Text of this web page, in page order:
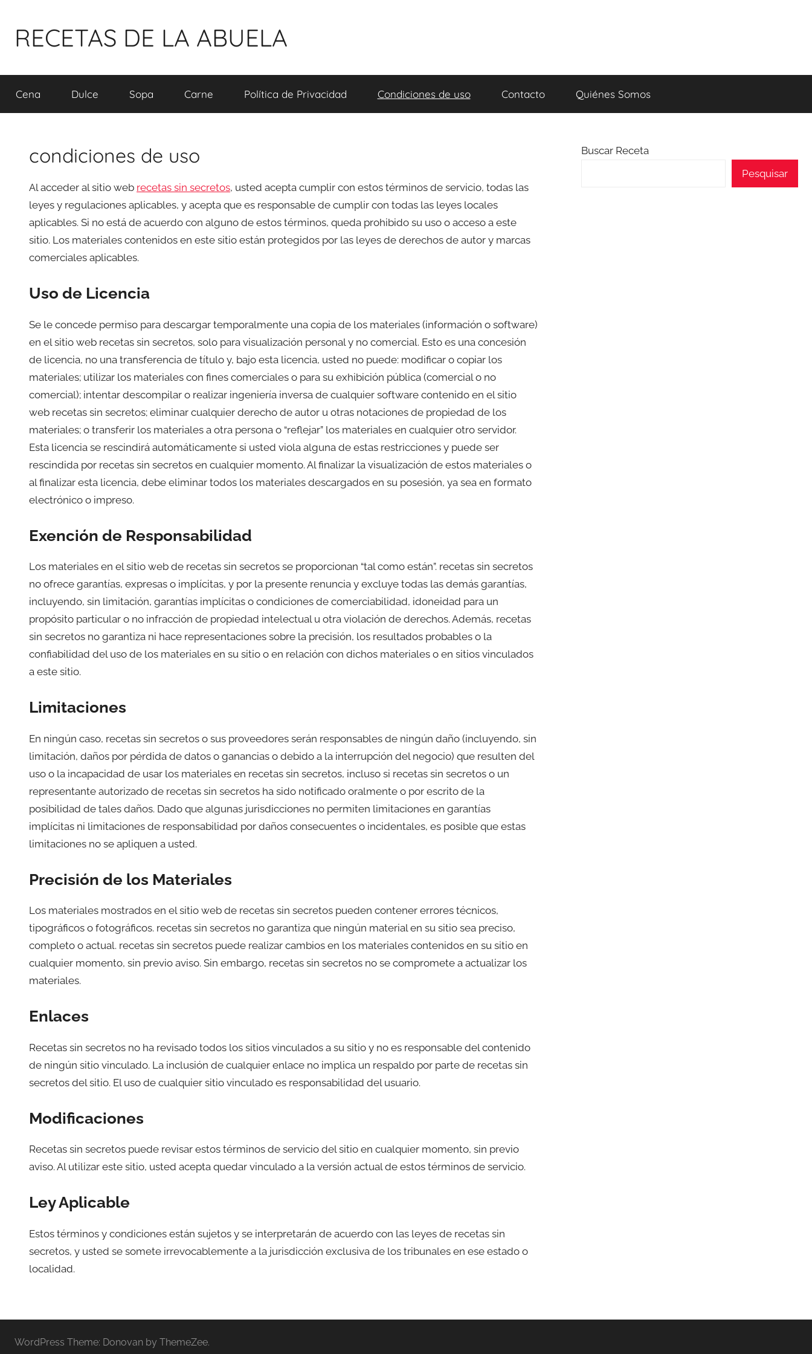
RECETAS DE LA ABUELA
Cena Dulce Sopa Carne Política de Privacidad Condiciones de uso Contacto Quiénes Somos
condiciones de uso
Al acceder al sitio web recetas sin secretos, usted acepta cumplir con estos términos de servicio, todas las
leyes y regulaciones aplicables, y acepta que es responsable de cumplir con todas las leyes locales
aplicables. Si no está de acuerdo con alguno de estos términos, queda prohibido su uso o acceso a este
sitio. Los materiales contenidos en este sitio están protegidos por las leyes de derechos de autor y marcas
comerciales aplicables.
Uso de Licencia
Se le concede permiso para descargar temporalmente una copia de los materiales (información o software)
en el sitio web recetas sin secretos, solo para visualización personal y no comercial. Esto es una concesión
de licencia, no una transferencia de título y, bajo esta licencia, usted no puede: modificar o copiar los
materiales; utilizar los materiales con fines comerciales o para su exhibición pública (comercial o no
comercial); intentar descompilar o realizar ingeniería inversa de cualquier software contenido en el sitio
web recetas sin secretos; eliminar cualquier derecho de autor u otras notaciones de propiedad de los
materiales; o transferir los materiales a otra persona o “reflejar” los materiales en cualquier otro servidor.
Esta licencia se rescindirá automáticamente si usted viola alguna de estas restricciones y puede ser
rescindida por recetas sin secretos en cualquier momento. Al finalizar la visualización de estos materiales o
al finalizar esta licencia, debe eliminar todos los materiales descargados en su posesión, ya sea en formato
electrónico o impreso.
Exención de Responsabilidad
Los materiales en el sitio web de recetas sin secretos se proporcionan “tal como están”. recetas sin secretos
no ofrece garantías, expresas o implícitas, y por la presente renuncia y excluye todas las demás garantías,
incluyendo, sin limitación, garantías implícitas o condiciones de comerciabilidad, idoneidad para un
propósito particular o no infracción de propiedad intelectual u otra violación de derechos. Además, recetas
sin secretos no garantiza ni hace representaciones sobre la precisión, los resultados probables o la
confiabilidad del uso de los materiales en su sitio o en relación con dichos materiales o en sitios vinculados
a este sitio.
Limitaciones
En ningún caso, recetas sin secretos o sus proveedores serán responsables de ningún daño (incluyendo, sin
limitación, daños por pérdida de datos o ganancias o debido a la interrupción del negocio) que resulten del
uso o la incapacidad de usar los materiales en recetas sin secretos, incluso si recetas sin secretos o un
representante autorizado de recetas sin secretos ha sido notificado oralmente o por escrito de la
posibilidad de tales daños. Dado que algunas jurisdicciones no permiten limitaciones en garantías
implícitas ni limitaciones de responsabilidad por daños consecuentes o incidentales, es posible que estas
limitaciones no se apliquen a usted.
Precisión de los Materiales
Los materiales mostrados en el sitio web de recetas sin secretos pueden contener errores técnicos,
tipográficos o fotográficos. recetas sin secretos no garantiza que ningún material en su sitio sea preciso,
completo o actual. recetas sin secretos puede realizar cambios en los materiales contenidos en su sitio en
cualquier momento, sin previo aviso. Sin embargo, recetas sin secretos no se compromete a actualizar los
materiales.
Enlaces
Recetas sin secretos no ha revisado todos los sitios vinculados a su sitio y no es responsable del contenido
de ningún sitio vinculado. La inclusión de cualquier enlace no implica un respaldo por parte de recetas sin
secretos del sitio. El uso de cualquier sitio vinculado es responsabilidad del usuario.
Modificaciones
Recetas sin secretos puede revisar estos términos de servicio del sitio en cualquier momento, sin previo
aviso. Al utilizar este sitio, usted acepta quedar vinculado a la versión actual de estos términos de servicio.
Ley Aplicable
Estos términos y condiciones están sujetos y se interpretarán de acuerdo con las leyes de recetas sin
secretos, y usted se somete irrevocablemente a la jurisdicción exclusiva de los tribunales en ese estado o
localidad.
Buscar Receta
Pesquisar
WordPress Theme: Donovan by ThemeZee.